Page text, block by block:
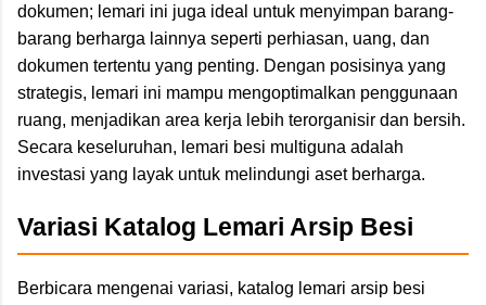
dokumen; lemari ini juga ideal untuk menyimpan barang-
barang berharga lainnya seperti perhiasan, uang, dan
dokumen tertentu yang penting. Dengan posisinya yang
strategis, lemari ini mampu mengoptimalkan penggunaan
ruang, menjadikan area kerja lebih terorganisir dan bersih.
Secara keseluruhan, lemari besi multiguna adalah
investasi yang layak untuk melindungi aset berharga.
Variasi Katalog Lemari Arsip Besi
Berbicara mengenai variasi, katalog lemari arsip besi